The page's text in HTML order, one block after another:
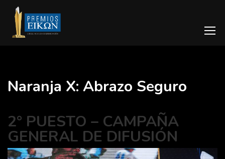
Naranja X: Abrazo Seguro
2° PUESTO – CAMPAÑA
GENERAL DE DIFUSIÓN